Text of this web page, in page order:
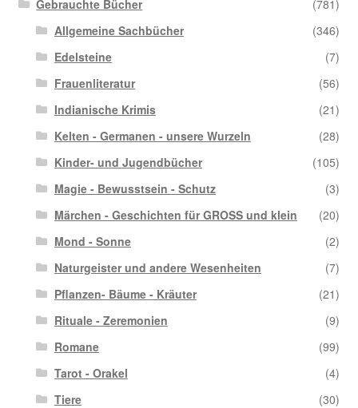
Gebrauchte Bücher
(781)
Allgemeine Sachbücher
(346)
Edelsteine
(7)
Frauenliteratur
(56)
Indianische Krimis
(21)
Kelten - Germanen - unsere Wurzeln
(28)
Kinder- und Jugendbücher
(105)
Magie - Bewusstsein - Schutz
(3)
Märchen - Geschichten für GROSS und klein
(20)
Mond - Sonne
(2)
Naturgeister und andere Wesenheiten
(7)
Pflanzen- Bäume - Kräuter
(21)
Rituale - Zeremonien
(9)
Romane
(99)
Tarot - Orakel
(4)
Tiere
(30)